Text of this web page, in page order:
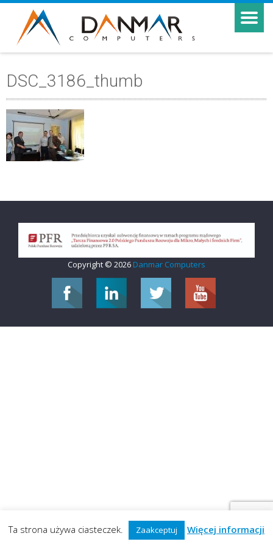
DSC_3186_thumb
Copyright © 2026 Danmar Computers
Ta strona używa ciasteczek. Zaakceptuj Więcej informacji